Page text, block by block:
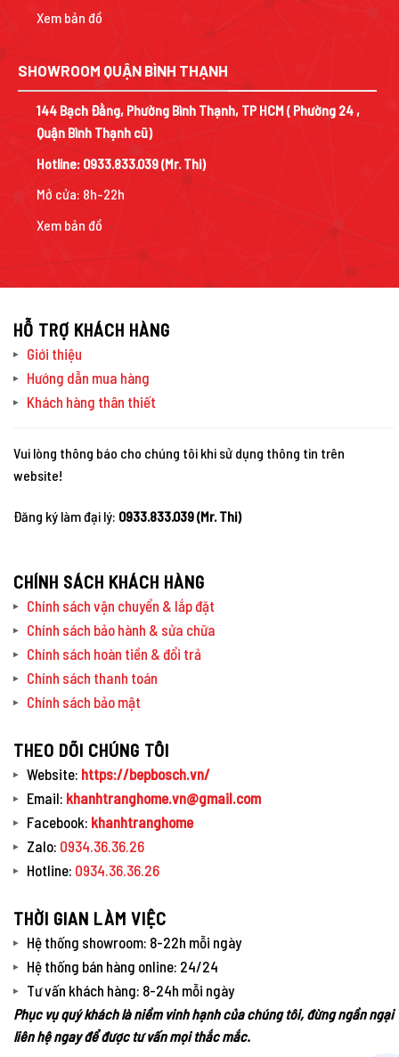
Xem bản đồ
SHOWROOM QUẬN BÌNH THẠNH
144 Bạch Đằng, Phường Bình Thạnh, TP HCM ( Phường 24 ,
Quận Bình Thạnh cũ)
Hotline: 0933.833.039(Mr. Thi)
Mở cửa: 8h-22h
Xem bản đồ
HỖ TRỢ KHÁCH HÀNG
Giới thiệu
Hướng dẫn mua hàng
Khách hàng thân thiết
Vui lòng thông báo cho chúng tôi khi sử dụng thông tin trên
website!
Đăng ký làm đại lý: 0933.833.039 (Mr. Thi)
CHÍNH SÁCH KHÁCH HÀNG
Chính sách vận chuyển & lắp đặt
Chính sách bảo hành & sửa chữa
Chính sách hoàn tiền & đổi trả
Chính sách thanh toán
Chính sách bảo mật
THEO DÕI CHÚNG TÔI
Website: https://bepbosch.vn/
Email: khanhtranghome.vn@gmail.com
Facebook: khanhtranghome
Zalo: 0934.36.36.26
Hotline: 0934.36.36.26
THỜI GIAN LÀM VIỆC
Hệ thống showroom: 8-22h mỗi ngày
Hệ thống bán hàng online: 24/24
Tư vấn khách hàng: 8-24h mỗi ngày
Phục vụ quý khách là niềm vinh hạnh của chúng tôi, đừng ngần ngại
liên hệ ngay để được tư vấn mọi thắc mắc.